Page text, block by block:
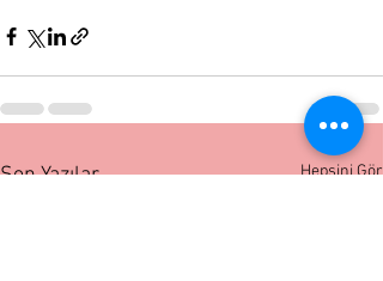
Son Yazılar Hepsini Gör